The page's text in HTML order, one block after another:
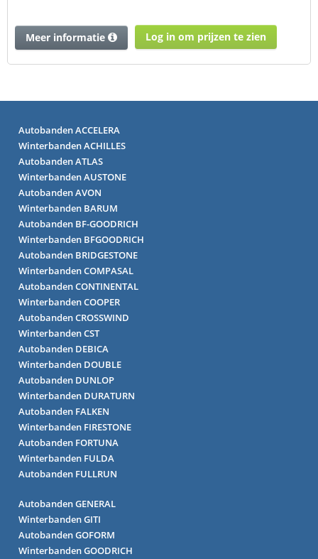
Log in om prijzen te zien
Meer informatie
Autobanden ACCELERA
Winterbanden ACHILLES
Autobanden ATLAS
Winterbanden AUSTONE
Autobanden AVON
Winterbanden BARUM
Autobanden BF-GOODRICH
Winterbanden BFGOODRICH
Autobanden BRIDGESTONE
Winterbanden COMPASAL
Autobanden CONTINENTAL
Winterbanden COOPER
Autobanden CROSSWIND
Winterbanden CST
Autobanden DEBICA
Winterbanden DOUBLE
Autobanden DUNLOP
Winterbanden DURATURN
Autobanden FALKEN
Winterbanden FIRESTONE
Autobanden FORTUNA
Winterbanden FULDA
Autobanden FULLRUN
Autobanden GENERAL
Winterbanden GITI
Autobanden GOFORM
Winterbanden GOODRICH